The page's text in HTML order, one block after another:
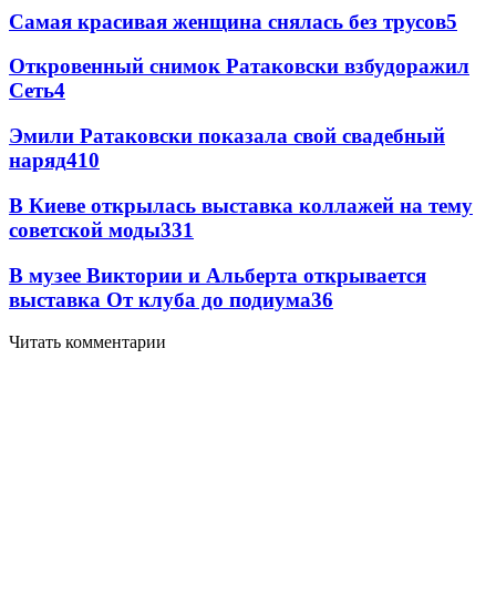
Самая красивая женщина снялась без трусов5
Откровенный снимок Ратаковски взбудоражил
Сеть4
Эмили Ратаковски показала свой свадебный
наряд410
В Киеве открылась выставка коллажей на тему
советской моды331
В музее Виктории и Альберта открывается
выставка От клуба до подиума36
Читать комментарии